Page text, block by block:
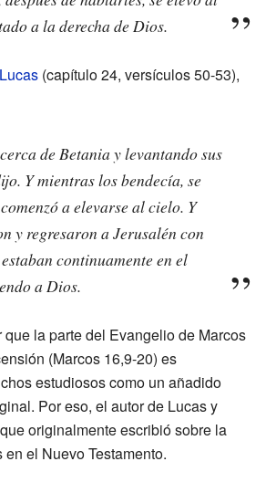
a la derecha de Dios.
(capítulo 24, versículos 50-53),
de Betania y levantando sus
Y mientras los bendecía, se
a elevarse al cielo. Y
y regresaron a Jerusalén con
continuamente en el
a Dios.
que la parte del Evangelio de Marcos
(Marcos 16,9-20) es
estudiosos como un añadido
Por eso, el autor de Lucas y
originalmente escribió sobre la
el Nuevo Testamento.